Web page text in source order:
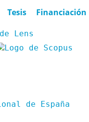
Tesis Financiación